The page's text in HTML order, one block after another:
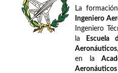
La
Ingeniero
Ingeniero
la
Escuela
Aeronáuticos
en la